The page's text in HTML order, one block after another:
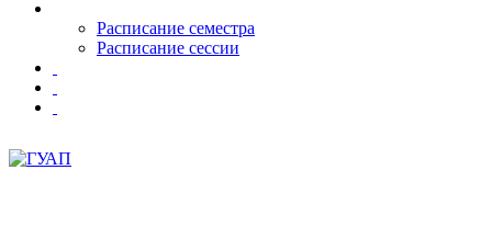
Расписание семестра
Расписание сессии